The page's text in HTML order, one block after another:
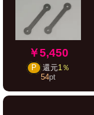
￥5,450
P 還元1％
54pt